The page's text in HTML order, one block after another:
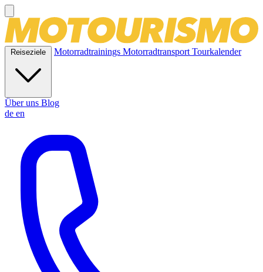
Reiseziele Motorradtrainings MotorradtransportTourkalender
Über uns Blog
de en